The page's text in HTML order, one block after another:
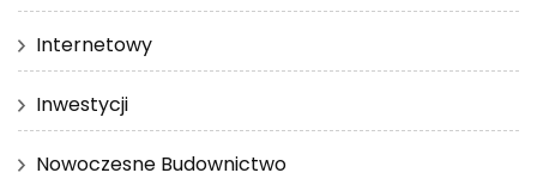
Internetowy
Inwestycji
Nowoczesne Budownictwo